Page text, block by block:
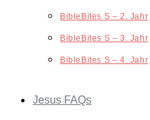
BibleBites S – 2. Jahr
BibleBites S – 3. Jahr
BibleBites S – 4. Jahr
Jesus FAQs